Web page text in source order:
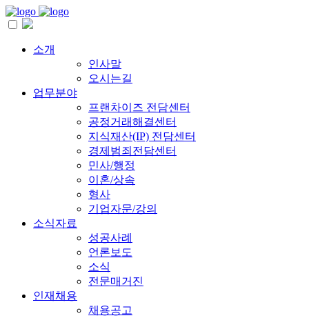
소개
인사말
오시는길
업무분야
프랜차이즈 전담센터
공정거래해결센터
지식재산(IP) 전담센터
경제범죄전담센터
민사/행정
이혼/상속
형사
기업자문/강의
소식자료
성공사례
언론보도
소식
전문매거진
인재채용
채용공고